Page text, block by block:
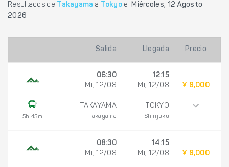
Resultados de Takayama a Tokyo el
Miércoles, 12 Agosto
2026
Salida Llegada Precio
5h 45m
06:30
Mi, 12/08
TAKAYAMA
Takayama
12:15
Mi, 12/08
TOKYO
Shinjuku
¥ 8,000
08:30
Mi, 12/08
14:15
Mi, 12/08
¥ 8,000